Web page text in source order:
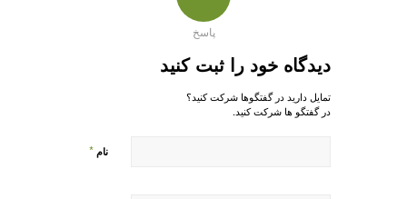
پاسخ
دیدگاه خود را ثبت کنید
تمایل دارید در گفتگوها شرکت کنید؟
در گفتگو ها شرکت کنید.
نام *